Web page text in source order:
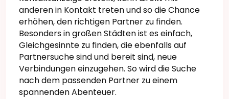
anderen in Kontakt treten und so die Chance
erhöhen, den richtigen Partner zu finden.
Besonders in großen Städten ist es einfach,
Gleichgesinnte zu finden, die ebenfalls auf
Partnersuche sind und bereit sind, neue
Verbindungen einzugehen. So wird die Suche
nach dem passenden Partner zu einem
spannenden Abenteuer.